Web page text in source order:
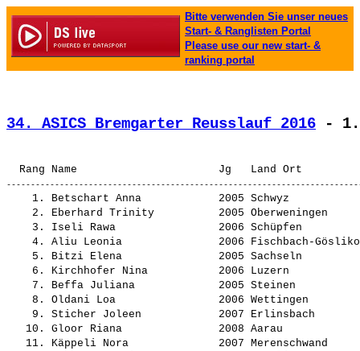
Bitte verwenden Sie unser neues
Start- & Ranglisten Portal
Please use our new start- &
ranking portal
34. ASICS Bremgarter Reusslauf 2016 -
    1.
Betschart Anna
2005 Schwyz
    2.
Eberhard Trinity
2005
    3.
Iseli Rawa
2006 Schüpfen
    4.
Aliu Leonia
2006 Fischbach-
    5.
Bitzi Elena
2005 Sachseln
    6.
Kirchhofer Nina
2006 Luzern
    7.
Beffa Juliana
2005 Steinen
    8.
Oldani Loa
2006 Wettingen
    9.
Sticher Joleen
2007 Erlinsbach
   10.
Gloor Riana
2008 Aarau
   11.
Käppeli Nora
2007